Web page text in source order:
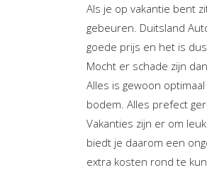
Als je op vakantie bent
gebeuren. Duitsland
goede prijs en het is
Mocht er schade zijn
Alles is gewoon
bodem. Alles prefect
Vakanties zijn er om
biedt je daarom een
extra kosten rond te